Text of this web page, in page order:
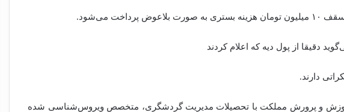
می‌شود.
دقیقا از پول دیه که اعلام کردند
دارند.
و پرورش مملکت با تحصیلات مدیریت گردشگری، متخصص ویروس‌شناسی شده